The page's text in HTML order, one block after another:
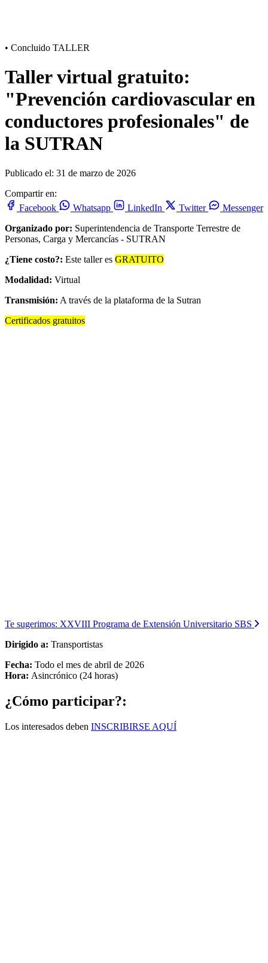
• Concluido TALLER
Taller virtual gratuito:
"Prevención cardiovascular en
conductores profesionales" de
la SUTRAN
Publicado el: 31 de marzo de 2026
Compartir en:
Facebook
Whatsapp LinkedIn Twitter
Messenger
Organizado por: Superintendencia de Transporte Terrestre de
Personas, Carga y Mercancías - SUTRAN
¿Tiene costo?: Este taller es GRATUITO
Modalidad: Virtual
Transmisión: A través de la plataforma de la Sutran
Certificados gratuitos
Te sugerimos: XXVIII Programa de Extensión Universitario SBS
Dirigido a: Transportistas
Fecha: Todo el mes de abril de 2026
Hora: Asincrónico (24 horas)
¿Cómo participar?:
Los interesados deben INSCRIBIRSE AQUÍ